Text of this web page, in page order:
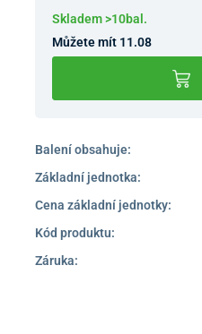
Skladem >10bal.
Můžete mít 11.08
Balení obsahuje:
Základní jednotka:
Cena základní jednotky:
Kód produktu:
Záruka: